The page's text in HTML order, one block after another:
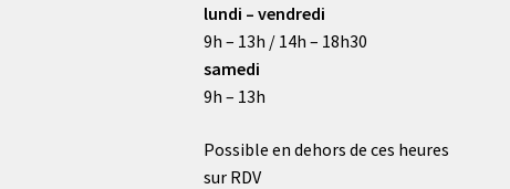
lundi – vendredi
9h – 13h / 14h – 18h30
samedi
9h – 13h
Possible en dehors de ces heures
sur RDV